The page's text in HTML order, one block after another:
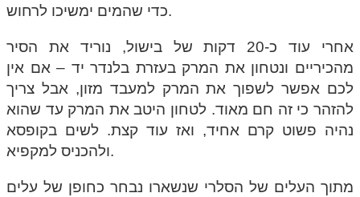
כדי שהמים ימשיכו לרחוש.
אחרי עוד כ-20 דקות של בישול, נוריד את הסיר
מהכיריים ונטחון את המרק בעזרת בלנדר יד – אם אין
לכם אפשר לשפוך את המרק למעבד מזון, אבל צריך
להזהר כי זה חם מאוד. לטחון היטב את המרק עד שהוא
נהיה פשוט קרם אחיד, ואז עוד קצת. לשים בקופסא
ולהכניס למקפיא.
מתוך העלים של הסלרי שנשארו נבחר כחופן של עלים